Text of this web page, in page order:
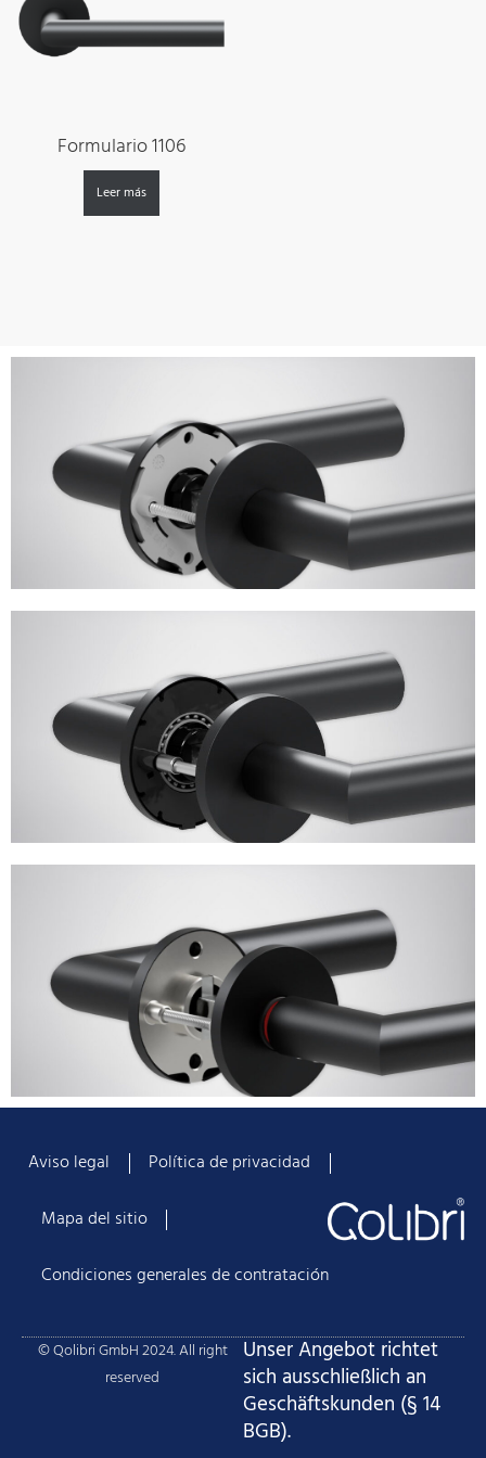
Formulario 1106
Leer más
Aviso legal
Política de privacidad
Mapa del sitio
Condiciones generales de contratación
© Qolibri GmbH 2024. All right
reserved
Unser Angebot richtet
sich ausschließlich an
Geschäftskunden (§ 14
BGB).